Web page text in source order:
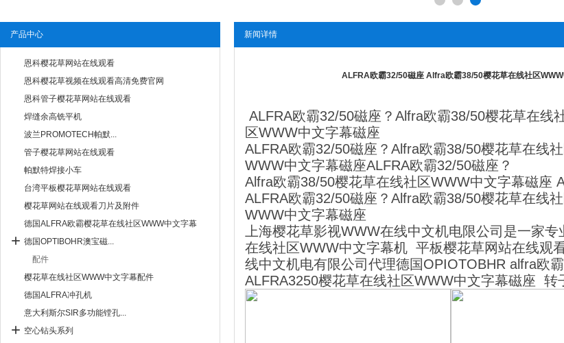
产品中心
恩科樱花草网站在线观看
恩科樱花草视频在线观看高清免费官网
恩科管子樱花草网站在线观看
焊缝余高铣平机
波兰PROMOTECH帕默...
管子樱花草网站在线观看
帕默特焊接小车
台湾平板樱花草网站在线观看
樱花草网站在线观看刀片及附件
德国ALFRA欧霸樱花草在线社区WWW中文字幕
德国OPTIBOHR澳宝磁...
配件
樱花草在线社区WWW中文字幕配件
德国ALFRA冲孔机
意大利斯尔SIR多功能镗孔...
空心钻头系列
新闻详情
ALFRA欧霸32/50磁座 Alfra欧霸38/50樱花草在线社区
ALFRA欧霸32/50磁座？Alfra欧霸38/50樱花草在
区WWW中文字幕磁座
ALFRA欧霸32/50磁座？Alfra欧霸38/50樱花草在
WWW中文字幕磁座ALFRA欧霸32/50磁座？
Alfra欧霸38/50樱花草在线社区WWW中文字幕磁座
ALFRA欧霸32/50磁座？Alfra欧霸38/50樱花草在
WWW中文字幕磁座
上海樱花草影视WWW在线中文机电限公司是一家
在线社区WWW中文字幕机 平板樱花草网站在线观
线中文机电有限公司代理德国OPIOTOBHR alfra欧霸
ALFRA3250樱花草在线社区WWW中文字幕磁座 转